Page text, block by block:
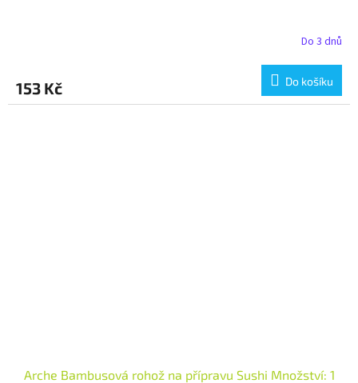
Do 3 dnů
153 Kč Do košíku
Arche Bambusová rohož na přípravu Sushi Množství: 1